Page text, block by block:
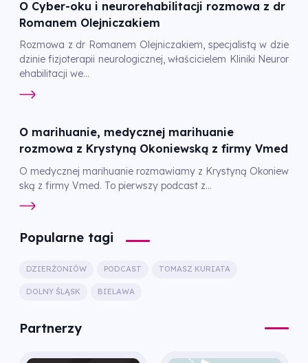
O Cyber-oku i neurorehabilitacji rozmowa z dr
Romanem Olejniczakiem
Rozmowa z dr Romanem Olejniczakiem, specjalistą w dzie
dzinie fizjoterapii neurologicznej, właścicielem Kliniki Neuror
ehabilitacji we...
O marihuanie, medycznej marihuanie
rozmowa z Krystyną Okoniewską z firmy Vmed
O medycznej marihuanie rozmawiamy z Krystyną Okoniew
ską z firmy Vmed. To pierwszy podcast z...
Popularne tagi
DZIERŻONIÓW PODCAST TOMASZ KURIATA
DOLNY ŚLĄSK BIELAWA
Partnerzy